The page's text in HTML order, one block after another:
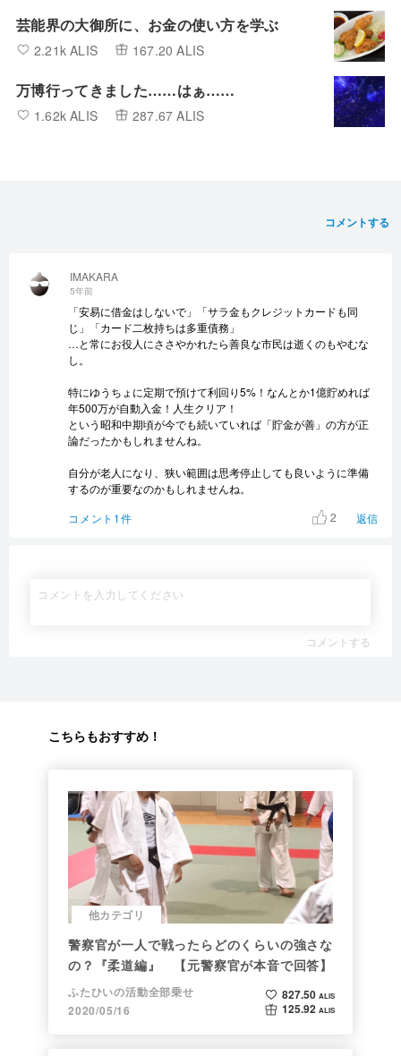
芸能界の大御所に、お金の使い方を学ぶ
2.21k ALIS 167.20 ALIS
万博行ってきました……はぁ……
1.62k ALIS 287.67 ALIS
コメントする
IMAKARA
5年前
「安易に借金はしないで」「サラ金もクレジットカードも同
じ」「カード二枚持ちは多重債務」
…と常にお役人にささやかれたら善良な市民は逝くのもやむな
し。
特にゆうちょに定期で預けて利回り5%！なんとか1億貯めれば
年500万が自動入金！人生クリア！
という昭和中期頃が今でも続いていれば「貯金が善」の方が正
論だったかもしれませんね。
自分が老人になり、狭い範囲は思考停止しても良いように準備
するのが重要なのかもしれませんね。
コメント1件
2 返信
コメントする
こちらもおすすめ！
他カテゴリ
警察官が一人で戦ったらどのくらいの強さな
の？『柔道編』 【元警察官が本音で回答】
ふたひいの活動全部乗せ
2020/05/16
827.50 ALIS
125.92 ALIS